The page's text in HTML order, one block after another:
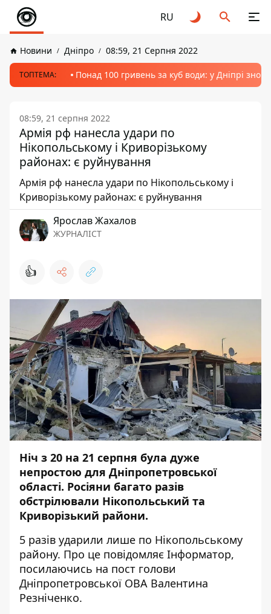
RU
Новини Дніпро 08:59, 21 Серпня 2022
ТОПТЕМА: Понад 100 гривень за куб води: у Дніпрі
08:59, 21 серпня 2022
Армія рф нанесла удари по
Нікопольському і Криворізькому
районах: є руйнування
Армія рф нанесла удари по Нікопольському і
Криворізькому районах: є руйнування
Ярослав Жахалов
ЖУРНАЛІСТ
👍
Ніч з 20 на 21 серпня була дуже
непростою для Дніпропетровської
області. Росіяни багато разів
обстрілювали Нікопольський та
Криворізький райони.
5 разів ударили лише по Нікопольському
району. Про це повідомляє Інформатор,
посилаючись на пост голови
Дніпропетровської ОВА Валентина
Резніченко.